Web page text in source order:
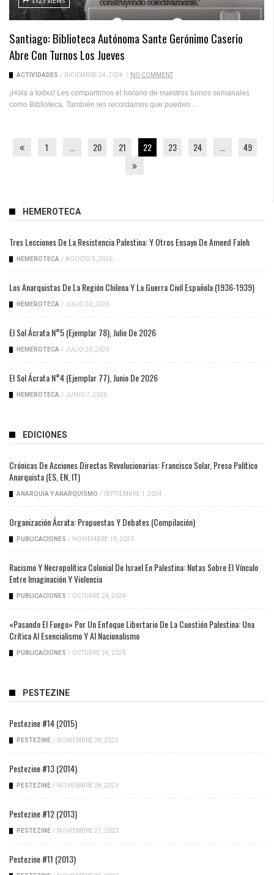
Santiago: Biblioteca Autónoma Sante Gerónimo Caserio
Abre Con Turnos Los Jueves
ACTIVIDADES / DICIEMBRE 24, 2024 / NO COMMENT
¡Hola a todxs! Les compartimos el horario de nuestros turnos semanales
como Biblioteca. También les recordamos que pueden...
1 20 21 22 23 24 49
HEMEROTECA
Tres Lecciones De La Resistencia Palestina: Y Otros Ensayo De Ameed Faleh
HEMEROTECA / AGOSTO 5, 2026
Los Anarquistas De La Región Chilena Y La Guerra Civil Española (1936-1939)
HEMEROTECA / JULIO 20, 2026
El Sol Ácrata N°5 (ejemplar 78), Julio De 2026
HEMEROTECA / JULIO 20, 2026
El Sol Ácrata N°4 (ejemplar 77), Junio De 2026
HEMEROTECA / JUNIO 7, 2026
EDICIONES
Crónicas De Acciones Directas Revolucionarias: Francisco Solar, Preso Político
Anarquista (ES, EN, IT)
ANARQUÍA Y ANARQUISMO / SEPTIEMBRE 1, 2024
Organización Ácrata: Propuestas Y Debates (compilación)
PUBLICACIONES / NOVIEMBRE 19, 2023
Racismo Y Necropolítica Colonial De Israel En Palestina: Notas Sobre El Vínculo
Entre Imaginación Y Violencia
PUBLICACIONES / OCTUBRE 24, 2024
«Pasando El Fuego» Por Un Enfoque Libertario De La Cuestión Palestina: Una
Crítica Al Esencialismo Y Al Nacionalismo
PUBLICACIONES / OCTUBRE 24, 2024
PESTEZINE
Pestezine #14 (2015)
PESTEZINE / NOVIEMBRE 28, 2023
Pestezine #13 (2014)
PESTEZINE / NOVIEMBRE 28, 2023
Pestezine #12 (2013)
PESTEZINE / NOVIEMBRE 27, 2023
Pestezine #11 (2013)